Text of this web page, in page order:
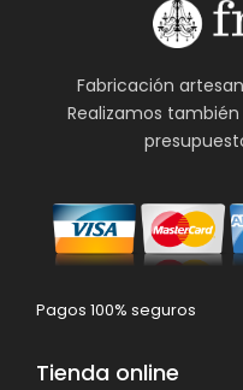
Fabricación
Realizamos
Pagos 100% seguros
Tienda online